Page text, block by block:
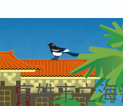
高雄市立